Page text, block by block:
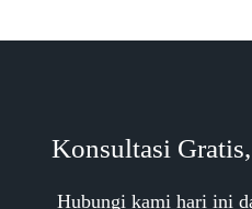
Konsultasi
Hubungi kami hari ini